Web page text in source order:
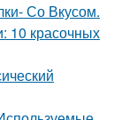
Со Вкусом.
10 красочных